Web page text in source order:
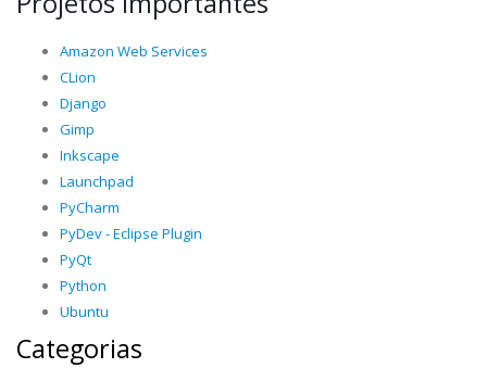
Amazon Web Services
CLion
Django
Gimp
Inkscape
Launchpad
PyCharm
PyDev - Eclipse Plugin
PyQt
Python
Ubuntu
Categorias